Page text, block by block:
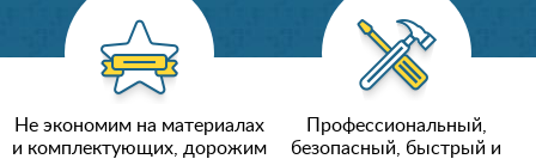
Не экономим на материалах
и комплектующих, дорожим
Профессиональный,
безопасный, быстрый и